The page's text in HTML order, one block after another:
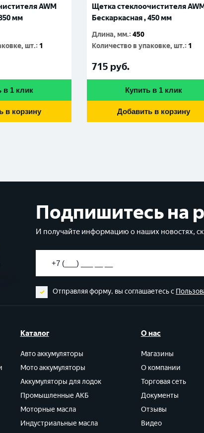
AWM
мм
шт.: 1
в 1 клик
в корзину
Щетка стеклоочистителя
Бескаркасная , 450 мм
Длина, мм.:450
Количество в упаковке, шт.: 1
715 руб.
Купить в 1 клик
Добавить в корзину
Подпишитесь на
И получайте информацию о наших новостях,
Отправляя форму, вы соглашаетесь с
Каталог
Авто аккумуляторы
Мото аккумуляторы
Аккумуляторы для лодок
Промышленные АКБ
Моторные масла
Индустриальные масла
О нас
Магазины
О компании
Торговая сеть
Документы
Отзывы
Видео